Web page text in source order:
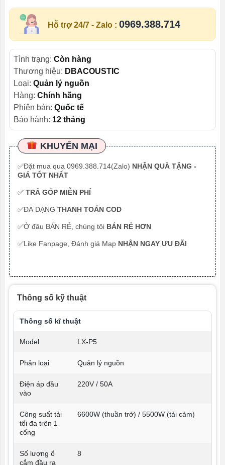
Hỗ trợ 24/7 - Zalo : 0969.388.714
Tình trạng: Còn hàng
Thương hiệu: DBACOUSTIC
Loại: Quản lý nguồn
Hàng: Chính hãng
Phiên bản: Quốc tế
Bảo hành: 12 tháng
KHUYẾN MẠI
✅Đặt mua qua 0969.388.714(Zalo) NHẬN QUÀ TẶNG -
GIÁ TỐT NHẤT
✅ TRẢ GÓP MIỄN PHÍ
✅ĐA DẠNG THANH TOÁN COD
✅Ở đâu BÁN RẺ, chúng tôi BÁN RẺ HƠN
✅Like Fanpage, Đánh giá Map NHẬN NGAY ƯU ĐÃI
Thông số kỹ thuật
Thông số kĩ thuật
Model LX-P5
Phân loại Quản lý nguồn
Điện áp đầu
vào
220V / 50A
Công suất tải
tối đa trên 1
cổng
6600W (thuần trở) / 5500W (tải cảm)
Số lượng ổ
cắm đầu ra
8